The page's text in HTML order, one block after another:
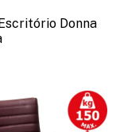
Donna